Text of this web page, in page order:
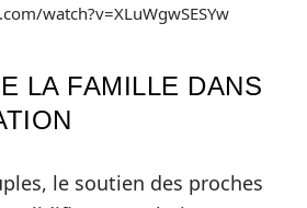
watch?v=XLuWgwSESYw
LA FAMILLE DANS
le soutien des proches